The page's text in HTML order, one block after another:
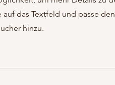
das Textfeld und passe
hinzu.